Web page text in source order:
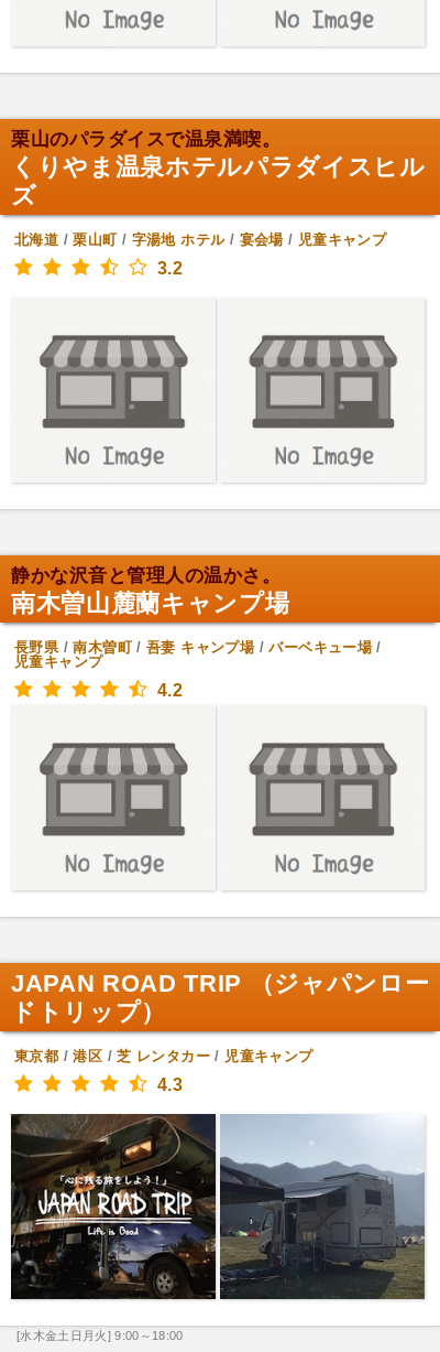
栗山のパラダイスで温泉満喫。
くりやま温泉ホテルパラダイスヒル
ズ
北海道 /栗山町/ 字湯地 ホテル/ 宴会場/ 児童キャンプ
3.2
静かな沢音と管理人の温かさ。
南木曽山麓蘭キャンプ場
長野県/南木曽町/吾妻 キャンプ場/バーベキュー場/
児童キャンプ
4.2
JAPAN ROAD TRIP （ジャパンロー
ドトリップ）
東京都 /港区 /芝 レンタカー / 児童キャンプ
4.3
[水木金土日月火] 9:00～18:00